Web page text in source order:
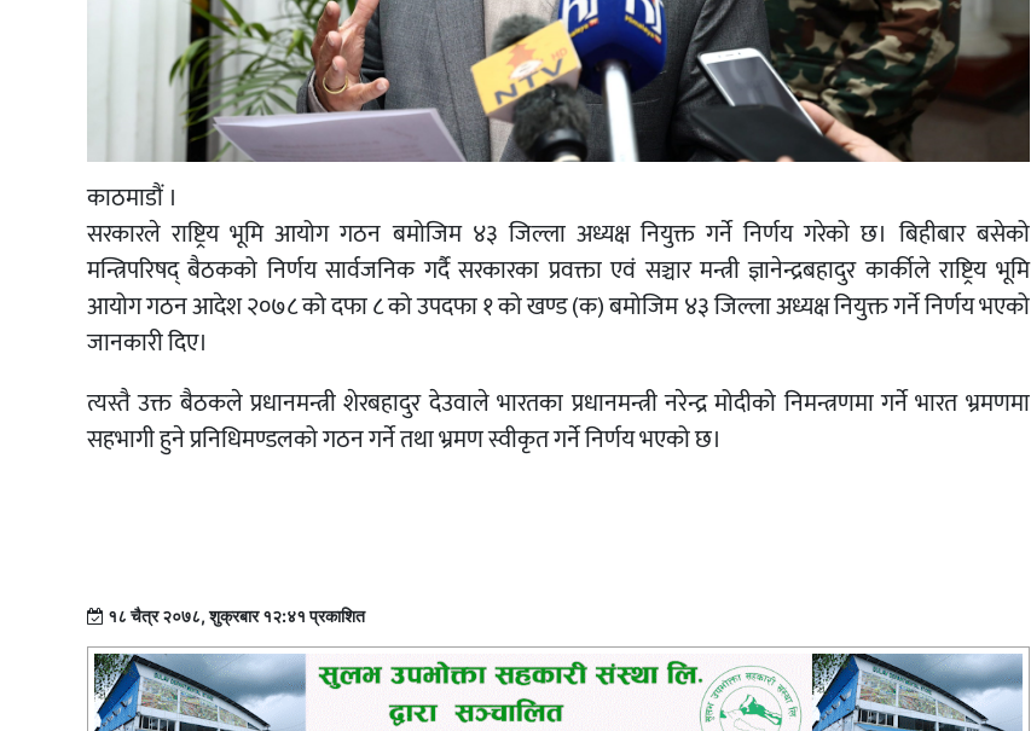
काठमाडौं ।
सरकारले राष्ट्रिय भूमि आयोग गठन बमोजिम ४३ जिल्ला अध्यक्ष नियुक्त गर्ने निर्णय गरेको छ। बिहीबार बसेको
मन्त्रिपरिषद् बैठकको निर्णय सार्वजनिक गर्दै सरकारका प्रवक्ता एवं सञ्चार मन्त्री ज्ञानेन्द्रबहादुर कार्कीले राष्ट्रिय भूमि
आयोग गठन आदेश २०७८ को दफा ८ को उपदफा १ को खण्ड (क) बमोजिम ४३ जिल्ला अध्यक्ष नियुक्त गर्ने निर्णय भएको
जानकारी दिए।
त्यस्तै उक्त बैठकले प्रधानमन्त्री शेरबहादुर देउवाले भारतका प्रधानमन्त्री नरेन्द्र मोदीको निमन्त्रणमा गर्ने भारत भ्रमणमा
सहभागी हुने प्रनिधिमण्डलको गठन गर्ने तथा भ्रमण स्वीकृत गर्ने निर्णय भएको छ।
१८ चैत्र २०७८, शुक्रबार १२:४१ प्रकाशित